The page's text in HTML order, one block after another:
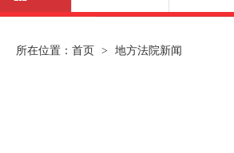
所在位置： 首页 > 地方法院新闻